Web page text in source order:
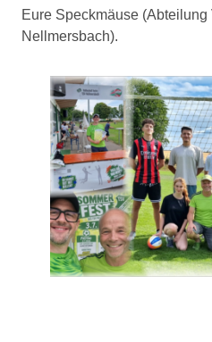
Eure Speckmäuse
Nellmersbach).